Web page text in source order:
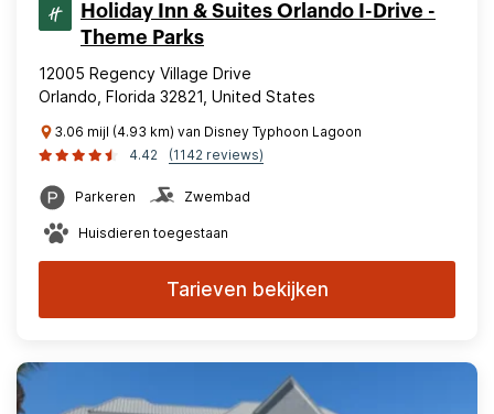
Holiday Inn & Suites Orlando I-Drive -
Theme Parks
12005 Regency Village Drive
Orlando, Florida 32821, United States
3.06 mijl (4.93 km) van Disney Typhoon Lagoon
4.42
(1142 reviews)
Parkeren Zwembad
Huisdieren toegestaan
Tarieven bekijken